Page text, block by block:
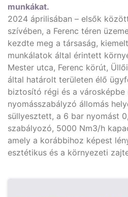
munkákat.
2024 áprilisában – elsők
szívében, a Ferenc téren
kezdte meg a társaság,
munkálatok által érintett
Mester utca, Ferenc körút,
által határolt területen élő
biztosító régi és a városképbe
nyomásszabályzó állomás
süllyesztett, a 6 bar nyomást
szabályozó, 5000 Nm3/h
amely a korábbihoz képest
esztétikus és a környezeti